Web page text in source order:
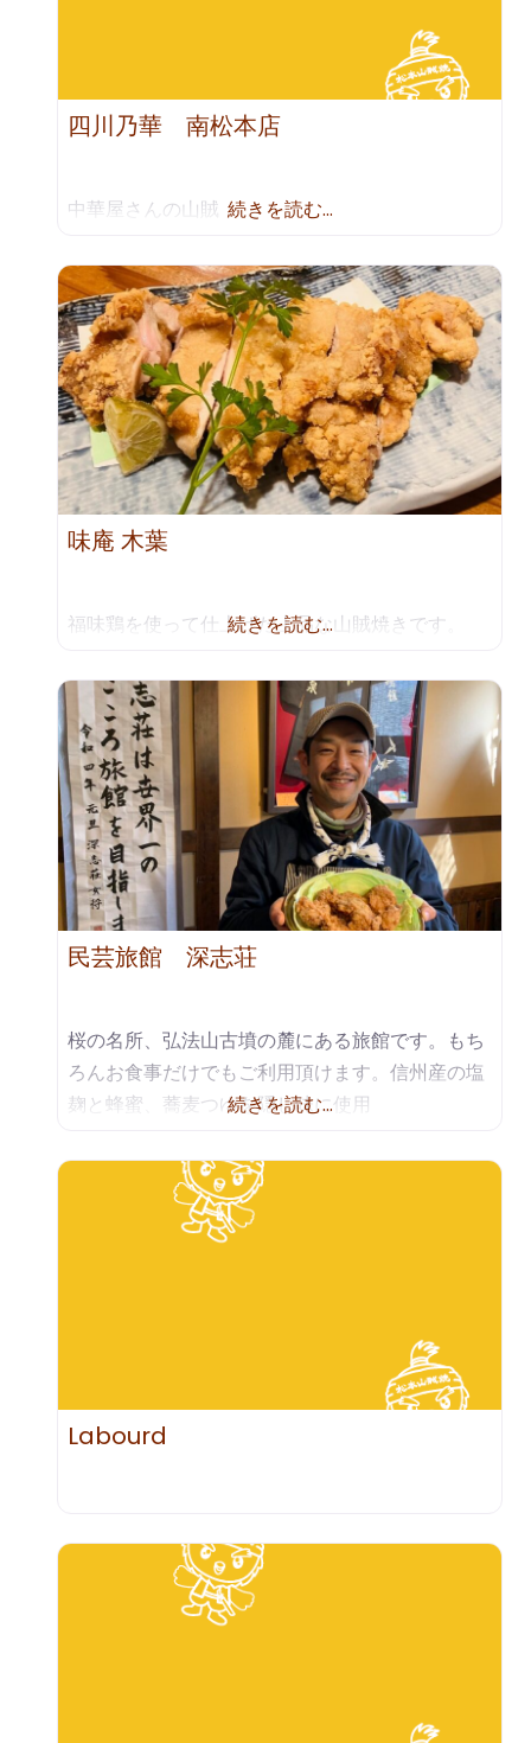
四川乃華 南松本店
中華屋さんの山賊 続きを読む…
味庵 木葉
福味鶏を使って仕上げた上品な山賊焼きです。
続きを読む…
民芸旅館 深志荘
桜の名所、弘法山古墳の麓にある旅館です。もち
ろんお食事だけでもご利用頂けます。信州産の塩
麹と蜂蜜、蕎麦つゆを隠し味に使用
続きを読む…
Labourd